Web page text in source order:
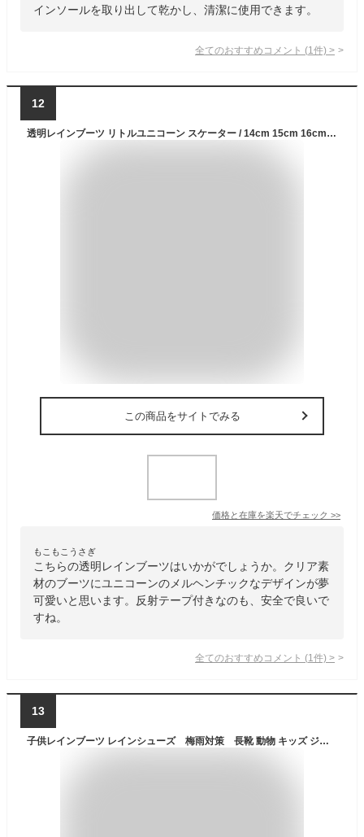
インソールを取り出して乾かし、清潔に使用できます。
全てのおすすめコメント (1 件) >
12
透明レインブーツ リトルユニコーン スケーター / 14cm 15cm 16cm 長靴 レインシューズ 雨具 反射テープ付き 子供用 子ども用 キッズ用 こども 幼稚園児 かわいい おしゃれ カワイイ オシャレ クリア 馬 メルヘン 女の子 パープル 紫 ギフト RIBTCL14 RIBTCL15 RIBTCL16
この商品をサイトでみる
価格と在庫を楽天でチェック >>
もこもこうさぎ
こちらの透明レインブーツはいかがでしょうか。クリア素
材のブーツにユニコーンのメルヘンチックなデザインが夢
可愛いと思います。反射テープ付きなのも、安全で良いで
すね。
全てのおすすめコメント (1 件) >
13
子供レインブーツ レインシューズ 梅雨対策 長靴 動物 キッズ ジュニア 防水 雨靴 男の子 女の子 キッズ おしゃれ ラバーシューズ 可愛い 子ども長靴 レイン ブーツ ボーイズ 女の子 透明 靴 雨具 子供 子供長靴